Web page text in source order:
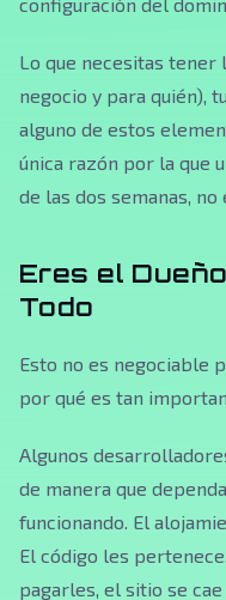
Lo que necesitas tener
negocio y para quién),
alguno de estos
única razón por la que
de las dos semanas,
Eres el
Todo
Esto no es negociable
por qué es tan
Algunos
de manera que
funcionando. El
El código les
pagarles, el sitio se